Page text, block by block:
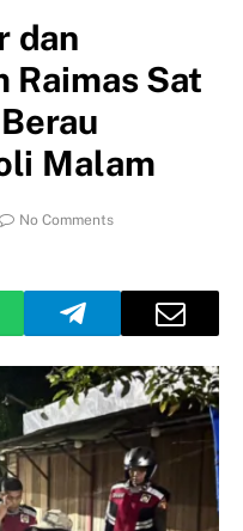
dan
Raimas Sat
Malam
No Comments